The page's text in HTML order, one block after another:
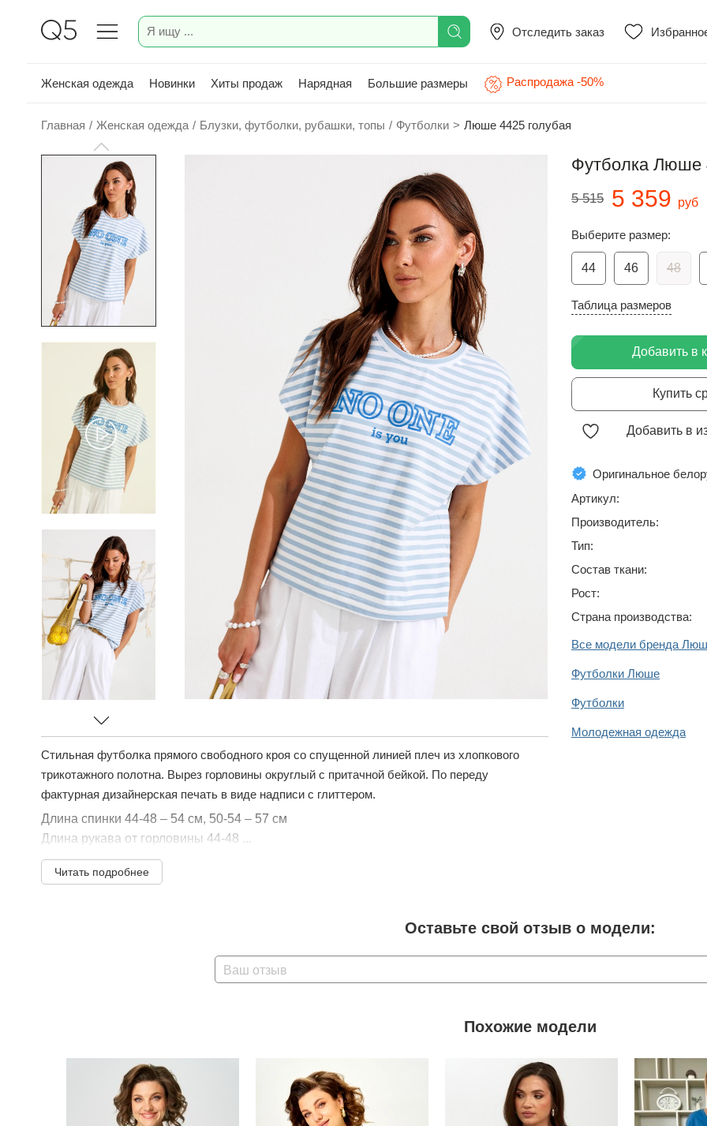
Отследить заказ
Женская одежда Новинки Хиты продаж Нарядная Большие размеры Распродажа -50%
Главная / Женская одежда / Блузки, футболки, рубашки, топы / Футболки > Люше 4425 голубая
Стильная футболка прямого свободного кроя со спущенной линией плеч из хлопкового
трикотажного полотна. Вырез горловины округлый с притачной бейкой. По переду
фактурная дизайнерская печать в виде надписи с глиттером.
Длина спинки 44-48 – 54 см, 50-54 – 57 см
Длина рукава от горловины 44-48 ...
Читать подробнее
Футболка Люше
5 515 5 359 руб
Выберите размер:
44 46 48
Таблица размеров
Добавить в
Купить
Добавить в
Оригинальное
Артикул:
Производитель:
Тип:
Состав ткани:
Рост:
Страна производства:
Все модели бренда
Футболки Люше
Футболки
Молодежная одежда
Оставьте свой отзыв о модели:
Ваш отзыв
Похожие модели